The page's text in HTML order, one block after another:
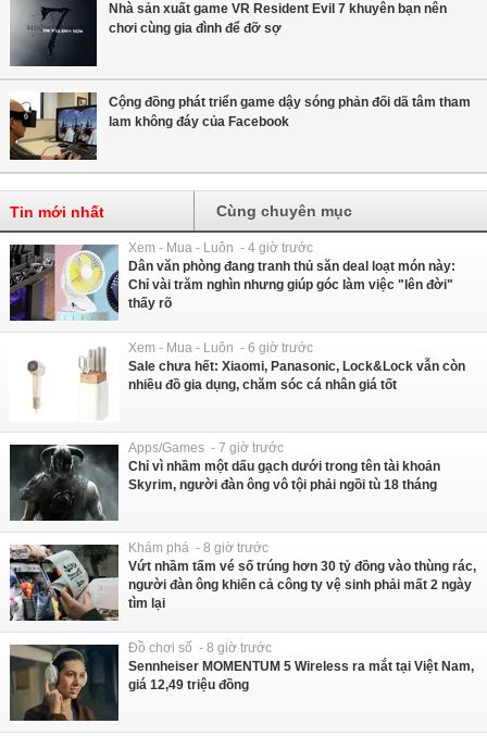
Nhà sản xuất game VR Resident Evil 7 khuyên bạn nên
chơi cùng gia đình để đỡ sợ
Cộng đồng phát triển game dậy sóng phản đối dã tâm tham
lam không đáy của Facebook
Tin mới nhất Cùng chuyên mục
Xem - Mua - Luôn - 4 giờ trước
Dân văn phòng đang tranh thủ săn deal loạt món này:
Chỉ vài trăm nghìn nhưng giúp góc làm việc "lên đời"
thấy rõ
Xem - Mua - Luôn - 6 giờ trước
Sale chưa hết: Xiaomi, Panasonic, Lock&Lock vẫn còn
nhiều đồ gia dụng, chăm sóc cá nhân giá tốt
Apps/Games - 7 giờ trước
Chỉ vì nhầm một dấu gạch dưới trong tên tài khoản
Skyrim, người đàn ông vô tội phải ngồi tù 18 tháng
Khám phá - 8 giờ trước
Vứt nhầm tấm vé số trúng hơn 30 tỷ đồng vào thùng rác,
người đàn ông khiến cả công ty vệ sinh phải mất 2 ngày
tìm lại
Đồ chơi số - 8 giờ trước
Sennheiser MOMENTUM 5 Wireless ra mắt tại Việt Nam,
giá 12,49 triệu đồng